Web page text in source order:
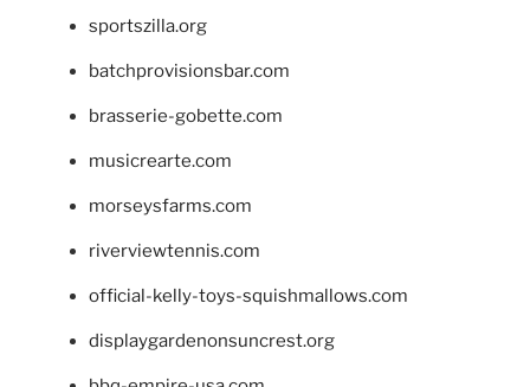
sportszilla.org
batchprovisionsbar.com
brasserie-gobette.com
musicrearte.com
morseysfarms.com
riverviewtennis.com
official-kelly-toys-squishmallows.com
displaygardenonsuncrest.org